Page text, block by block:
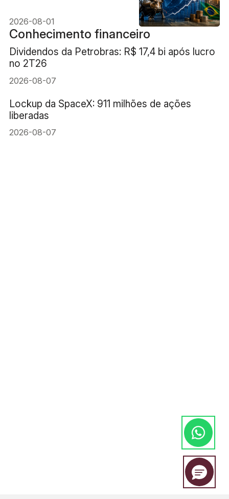
2026-08-01
Conhecimento financeiro
Dividendos da Petrobras: R$ 17,4 bi após lucro
no 2T26
2026-08-07
Lockup da SpaceX: 911 milhões de ações
liberadas
2026-08-07